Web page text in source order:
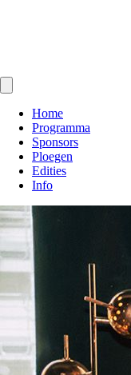
Home
Programma
Sponsors
Ploegen
Edities
Info